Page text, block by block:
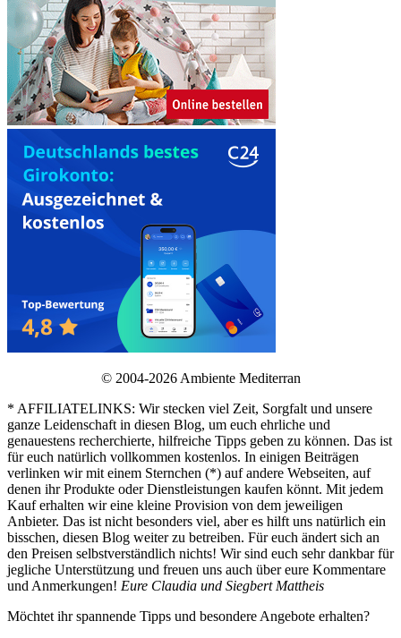
© 2004-2026 Ambiente Mediterran
* AFFILIATELINKS: Wir stecken viel Zeit, Sorgfalt und unsere
ganze Leidenschaft in diesen Blog, um euch ehrliche und
genauestens recherchierte, hilfreiche Tipps geben zu können. Das ist
für euch natürlich vollkommen kostenlos. In einigen Beiträgen
verlinken wir mit einem Sternchen (*) auf andere Webseiten, auf
denen ihr Produkte oder Dienstleistungen kaufen könnt. Mit jedem
Kauf erhalten wir eine kleine Provision von dem jeweiligen
Anbieter. Das ist nicht besonders viel, aber es hilft uns natürlich ein
bisschen, diesen Blog weiter zu betreiben. Für euch ändert sich an
den Preisen selbstverständlich nichts! Wir sind euch sehr dankbar für
jegliche Unterstützung und freuen uns auch über eure Kommentare
und Anmerkungen! Eure Claudia und Siegbert Mattheis
Möchtet ihr spannende Tipps und besondere Angebote erhalten?